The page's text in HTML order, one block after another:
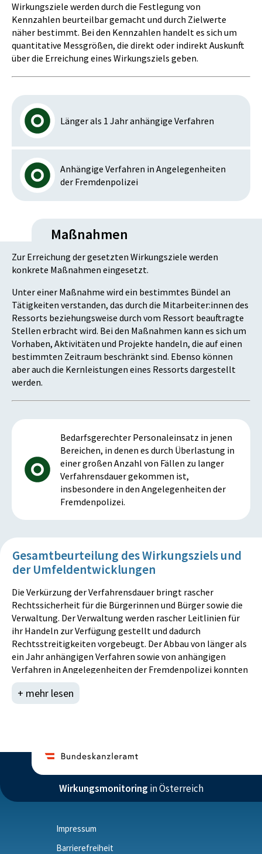
Wirkungsziele werden durch die Festlegung von
Kennzahlen beurteilbar gemacht und durch Zielwerte
näher bestimmt. Bei den Kennzahlen handelt es sich um
quantitative Messgrößen, die direkt oder indirekt Auskunft
über die Erreichung eines Wirkungsziels geben.
Länger als 1 Jahr anhängige Verfahren
Anhängige Verfahren in Angelegenheiten
der Fremdenpolizei
Maßnahmen
Zur Erreichung der gesetzten Wirkungsziele werden
konkrete Maßnahmen eingesetzt.
Unter einer Maßnahme wird ein bestimmtes Bündel an
Tätigkeiten verstanden, das durch die Mitarbeiter:innen des
Ressorts beziehungsweise durch vom Ressort beauftragte
Stellen erbracht wird. Bei den Maßnahmen kann es sich um
Vorhaben, Aktivitäten und Projekte handeln, die auf einen
bestimmten Zeitraum beschränkt sind. Ebenso können
aber auch die Kernleistungen eines Ressorts dargestellt
werden.
Bedarfsgerechter Personaleinsatz in jenen
Bereichen, in denen es durch Überlastung in
einer großen Anzahl von Fällen zu langer
Verfahrensdauer gekommen ist,
insbesondere in den Angelegenheiten der
Fremdenpolizei.
Gesamtbeurteilung des Wirkungsziels und
der Umfeldentwicklungen
Die Verkürzung der Verfahrensdauer bringt rascher
Rechtssicherheit für die Bürgerinnen und Bürger sowie die
Verwaltung. Der Verwaltung werden rascher Leitlinien für
ihr Handeln zur Verfügung gestellt und dadurch
Rechtsstreitigkeiten vorgebeugt. Der Abbau von länger als
ein Jahr anhängigen Verfahren sowie von anhängigen
Verfahren in Angelegenheiten der Fremdenpolizei konnten
durch einen effizienten Personaleinsatz stetig
vorangetrieben werden. Trotz Steigerung des Neuanfalles
SDG (16.3): Die Rechtsstaatlichkeit auf nationaler und
internationaler Ebene fördern und den gleichberechtigten
Zugang aller zur Justiz gewähren.
+ mehr lesen
Wirkungsmonitoring in Österreich
Impressum
Barrierefreiheit